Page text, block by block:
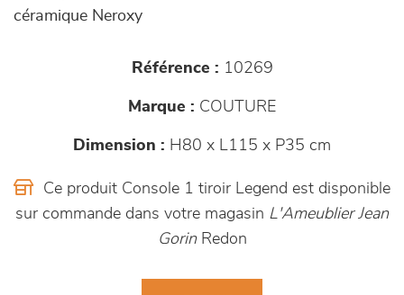
céramique Neroxy
Référence : 10269
Marque : COUTURE
Dimension : H80 x L115 x P35 cm
Ce produit Console 1 tiroir Legend est disponible
sur commande dans votre magasin L'Ameublier Jean
GorinRedon